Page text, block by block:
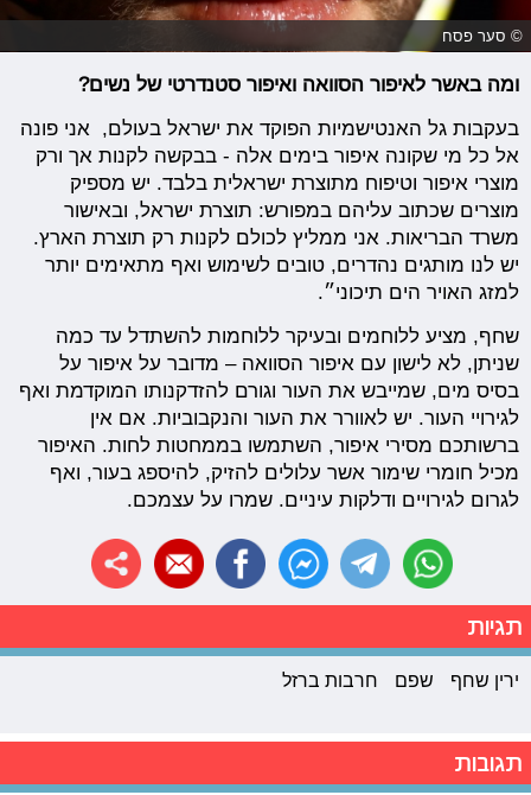
© סער פסח
ומה באשר לאיפור הסוואה ואיפור סטנדרטי של נשים?
בעקבות גל האנטישמיות הפוקד את ישראל בעולם, אני פונה
אל כל מי שקונה איפור בימים אלה - בבקשה לקנות אך ורק
מוצרי איפור וטיפוח מתוצרת ישראלית בלבד. יש מספיק
מוצרים שכתוב עליהם במפורש: תוצרת ישראל, ובאישור
משרד הבריאות. אני ממליץ לכולם לקנות רק תוצרת הארץ.
יש לנו מותגים נהדרים, טובים לשימוש ואף מתאימים יותר
למזג האויר הים תיכוני״.
שחף, מציע ללוחמים ובעיקר ללוחמות להשתדל עד כמה
שניתן, לא לישון עם איפור הסוואה – מדובר על איפור על
בסיס מים, שמייבש את העור וגורם להזדקנותו המוקדמת ואף
לגירויי העור. יש לאוורר את העור והנקבוביות. אם אין
ברשותכם מסירי איפור, השתמשו בממחטות לחות. האיפור
מכיל חומרי שימור אשר עלולים להזיק, להיספג בעור, ואף
לגרום לגירויים ודלקות עיניים. שמרו על עצמכם.
תגיות
ירין שחף שפם חרבות ברזל
תגובות